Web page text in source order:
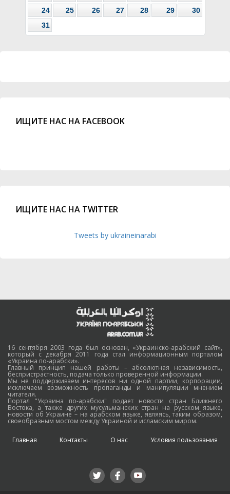
24
25 26 27 28 29
30
31
ИЩИТЕ НАС НА FACEBOOK
ИЩИТЕ НАС НА TWITTER
Tweets by ukraineinarabi
16 сентября 2003 года был основан, «Украинско-арабский сайт»,
который с декабря 2011 года стал информационным порталом
«Украина по-арабски».
Главный принцип нашей работы – абсолютная независимость,
беспристрастность, подача только проверенной информации.
Мы не поддерживаем интересов ни одной партии, корпорации,
исключаем возможность пропаганды и манипуляции мнением
читателя.
Портал "Украина по-арабски" подает новости стран Ближнего
Востока, а также других мусульманских стран на русском языке,
новости об Украине – на арабском языке, являясь, таким образом,
своеобразным мостом между Украиной и исламским миром.
Главная Контакты О нас Условия пользования